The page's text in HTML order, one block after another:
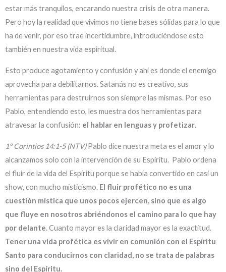
estar más tranquilos, encarando nuestra crisis de otra manera.
Pero hoy la realidad que vivimos no tiene bases sólidas para lo que
ha de venir, por eso trae incertidumbre, introduciéndose esto
también en nuestra vida espiritual.
Esto produce agotamiento y confusión y ahí es donde el enemigo
aprovecha para debilitarnos. Satanás no es creativo, sus
herramientas para destruirnos son siempre las mismas. Por eso
Pablo, entendiendo esto, les muestra dos herramientas para
atravesar la confusión: el hablar en lenguas y profetizar.
1º Corintios 14:1-5 (NTV)Pablo dice nuestra meta es el amor y lo
alcanzamos solo con la intervención de su Espíritu. Pablo ordena
el fluir de la vida del Espíritu porque se había convertido en casi un
show, con mucho misticismo. El fluir profético no es una
cuestión mística que unos pocos ejercen, sino que es algo
que fluye en nosotros abriéndonos el camino para lo que hay
por delante.Cuanto mayor es la claridad mayor es la exactitud.
Tener una vida profética es vivir en comunión con el Espíritu
Santo para conducirnos con claridad, no se trata de palabras
sino del Espíritu.